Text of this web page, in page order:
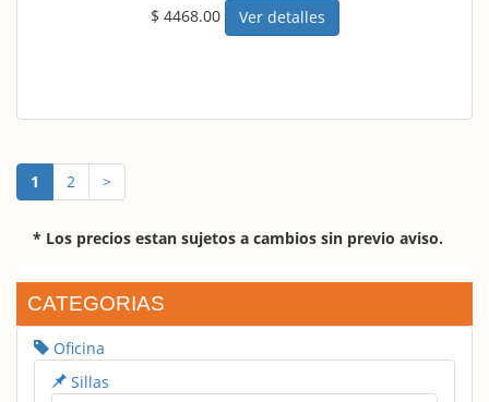
$ 4468.00 Ver detalles
1 2 >
* Los precios estan sujetos a cambios sin previo aviso.
CATEGORIAS
Oficina
Sillas